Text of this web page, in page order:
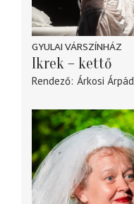
GYULAI VÁRSZÍNHÁZ
Ikrek – kettő
Rendező Árkosi Árpád